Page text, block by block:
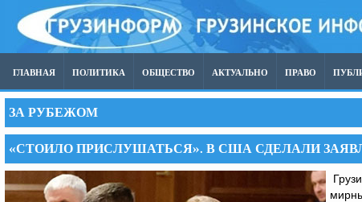
ГЛАВНАЯ ПОЛИТИКА ОБЩЕСТВО АКТУАЛЬНО ПРАВО
ЗА РУБЕЖОМ
«СТОИЛО ПРИСЛУШАТЬСЯ». В США СДЕЛАЛИ